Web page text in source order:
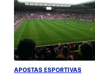
APOSTAS ESPORTIVAS